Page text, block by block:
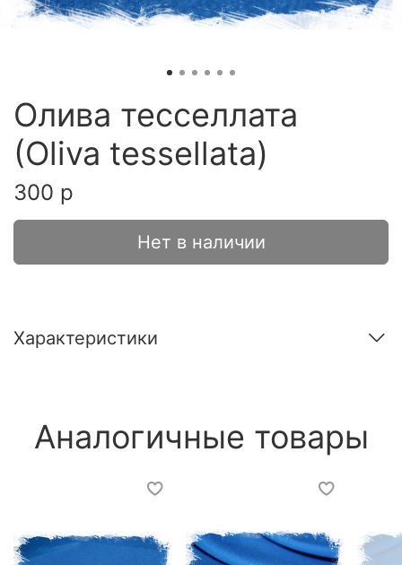
Олива тесселлата
(Oliva tessellata)
300 р
Нет в наличии
Характеристики
Аналогичные товары